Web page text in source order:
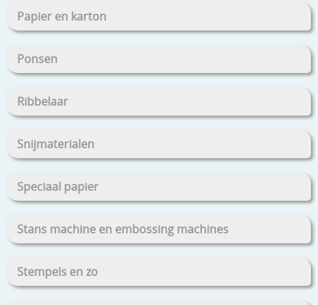
Papier en karton
Ponsen
Ribbelaar
Snijmaterialen
Speciaal papier
Stans machine en embossing machines
Stempels en zo